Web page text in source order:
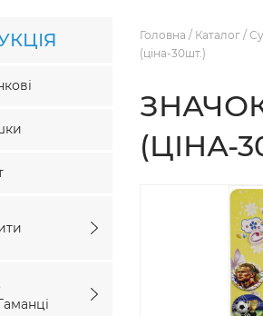
Головна / Каталог /
(ціна-30шт.)
(ЦІНА-